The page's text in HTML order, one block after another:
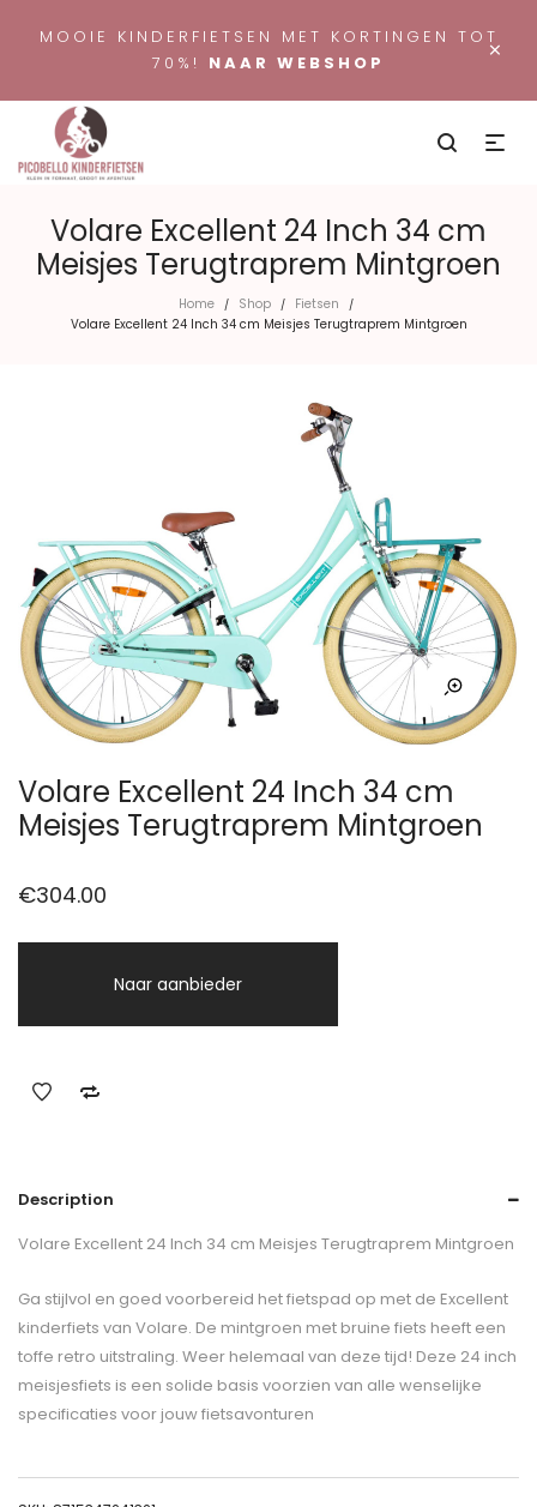
×
MOOIE KINDERFIETSEN MET KORTINGEN TOT
70%! NAAR WEBSHOP
Volare Excellent 24 Inch 34 cm
Meisjes Terugtraprem Mintgroen
Home / Shop / Fietsen /
Volare Excellent 24 Inch 34 cm Meisjes Terugtraprem Mintgroen
Volare Excellent 24 Inch 34 cm
Meisjes Terugtraprem Mintgroen
€304.00
Naar aanbieder
Description
Volare Excellent 24 Inch 34 cm Meisjes Terugtraprem Mintgroen
Ga stijlvol en goed voorbereid het fietspad op met de Excellent
kinderfiets van Volare. De mintgroen met bruine fiets heeft een
toffe retro uitstraling. Weer helemaal van deze tijd! Deze 24 inch
meisjesfiets is een solide basis voorzien van alle wenselijke
specificaties voor jouw fietsavonturen